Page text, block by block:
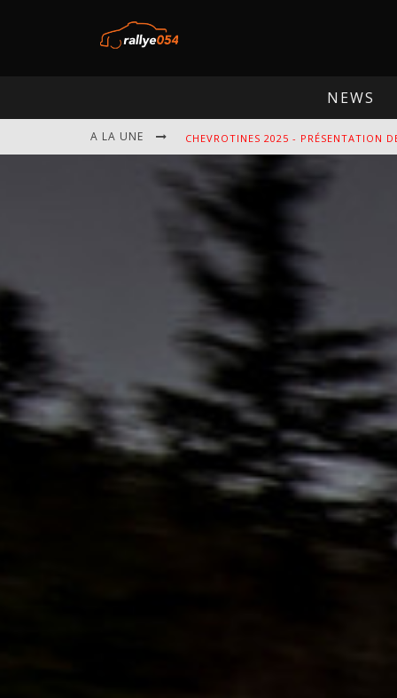
NEWS
A LA UNE EBR 2025 - PRÉSENTATION DE
SPA 2025 - PRÉSENTATION DE
CHEVROTINES 2025 - PRÉSENTATION